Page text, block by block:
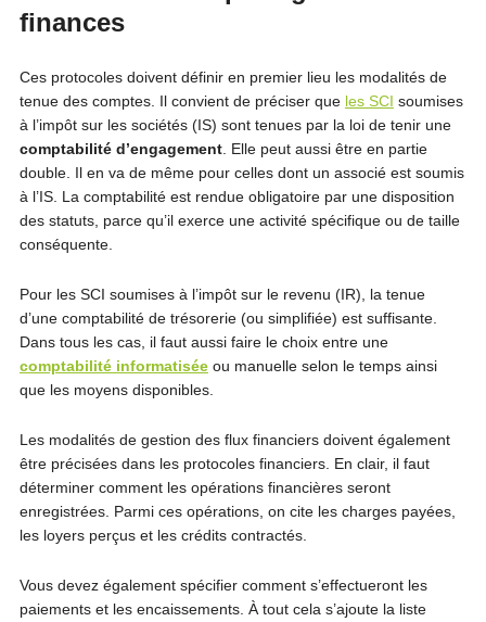
finances
Ces protocoles doivent définir en premier lieu les modalités de
tenue des comptes. Il convient de préciser que les SCI soumises
à l’impôt sur les sociétés (IS) sont tenues par la loi de tenir une
comptabilité d’engagement. Elle peut aussi être en partie
double. Il en va de même pour celles dont un associé est soumis
à l’IS. La comptabilité est rendue obligatoire par une disposition
des statuts, parce qu’il exerce une activité spécifique ou de taille
conséquente.
Pour les SCI soumises à l’impôt sur le revenu (IR), la tenue
d’une comptabilité de trésorerie (ou simplifiée) est suffisante.
Dans tous les cas, il faut aussi faire le choix entre une
comptabilité informatiséeou manuelle selon le temps ainsi
que les moyens disponibles.
Les modalités de gestion des flux financiers doivent également
être précisées dans les protocoles financiers. En clair, il faut
déterminer comment les opérations financières seront
enregistrées. Parmi ces opérations, on cite les charges payées,
les loyers perçus et les crédits contractés.
Vous devez également spécifier comment s’effectueront les
paiements et les encaissements. À tout cela s’ajoute la liste